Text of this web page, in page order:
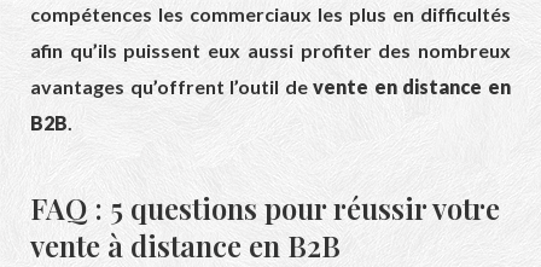
compétences les commerciaux les plus en difficultés
afin qu’ils puissent eux aussi profiter des nombreux
avantages qu’offrent l’outil devente en distance en
B2B.
FAQ : 5 questions pour réussir votre
vente à distance en B2B